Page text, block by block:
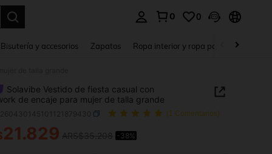
0 0
Bisutería y accesorios Zapatos Ropa interior y ropa para dormir
Solavibe Vestido de fiesta casual con
de encaje para mujer de talla grande
(1 Comentarios)
AND AVAILABILITY
21.829 -38%